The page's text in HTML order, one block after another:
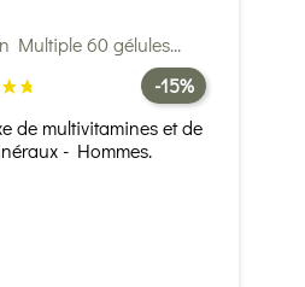
-15%
de multivitamines et de
- Hommes.